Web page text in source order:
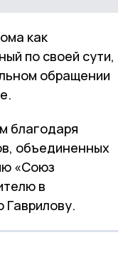
как
по своей сути,
обращении
благодаря
объединенных
«Союз
в